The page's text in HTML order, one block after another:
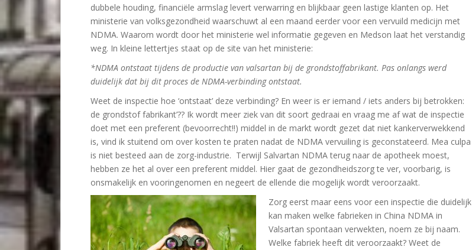
dubbele houding, financiële armslag levert verwarring en blijkbaar geen lastige klanten op. Het
ministerie van volksgezondheid waarschuwt al een maand eerder voor een vervuild medicijn met
NDMA. Waarom wordt door het ministerie wel informatie gegeven en Medson laat het verstandig
weg. In kleine lettertjes staat op de site van het ministerie:
*NDMA ontstaat tijdens de productie van valsartan bij de grondstoffabrikant. Pas onlangs werd
duidelijk dat bij dit proces de NDMA-verbinding ontstaat.
Weet de inspectie hoe ‘ontstaat’ deze verbinding? En weer is er iemand / iets anders bij betrokken:
de grondstof fabrikant’?? Ik wordt meer ziek van dit soort gedraai en vraag me af wat de inspectie
doet met een preferent (bevoorrecht!!) middel in de markt wordt gezet dat niet kankerverwekkend
is, vind ik stuitend om over kosten te praten nadat de NDMA vervuiling is geconstateerd. Mea culpa
is niet besteed aan de zorg-industrie. Terwijl Salvartan NDMA terug naar de apotheek moest,
hebben ze het al over een preferent middel. Hier gaat de gezondheidszorg te ver, voorbarig, is
onsmakelijk en vooringenomen en negeert de ellende die mogelijk wordt veroorzaakt.
Zorg eerst maar eens voor een inspectie die duidelijk
kan maken welke fabrieken in China NDMA in
Valsartan spontaan verwekten, noem ze bij naam.
Welke fabriek heeft dit veroorzaakt? Weet de